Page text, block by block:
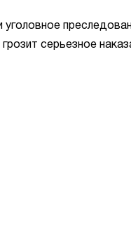
уголовное
серьезное